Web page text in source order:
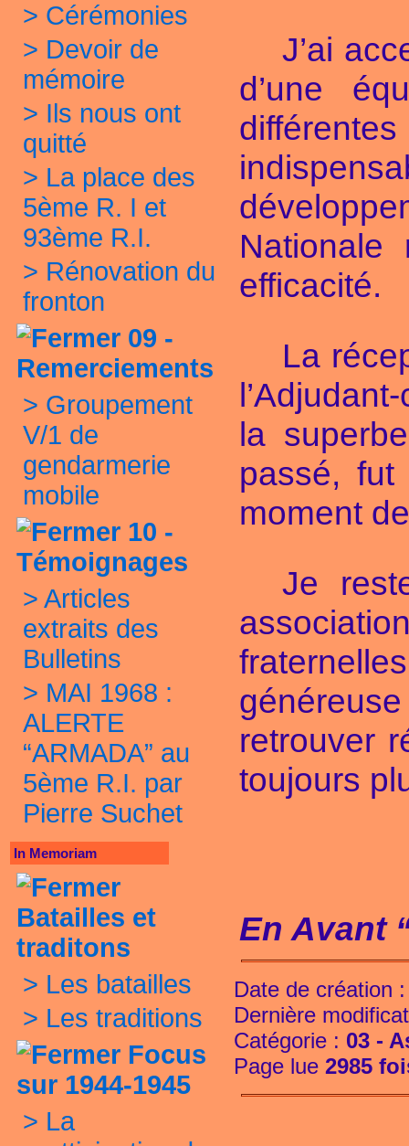
> Cérémonies
> Devoir de
mémoire
> Ils nous ont
quitté
> La place des
5ème R. I et
93ème R.I.
> Rénovation du
fronton
09 -
Remerciements
> Groupement
V/1 de
gendarmerie
mobile
10 -
Témoignages
> Articles
extraits des
Bulletins
> MAI 1968 :
ALERTE
“ARMADA” au
5ème R.I. par
Pierre Suchet
In Memoriam
Batailles et
traditons
> Les batailles
> Les traditions
Focus
sur 1944-1945
> La
J’ai
d’une
efficacité.
La
la
passé,
moment
Je
retrouver
toujours
En Avant
Date de création
Dernière
Catégorie : 03 -
Page lue 2985